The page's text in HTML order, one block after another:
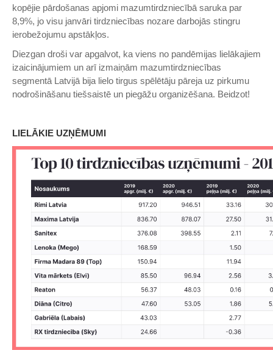
kopējie pārdošanas apjomi mazumtirdzniecībā saruka par
8,9%, jo visu janvāri tirdzniecības nozare darbojās stingru
ierobežojumu apstākļos.
Diezgan droši var apgalvot, ka viens no pandēmijas lielākajiem
izaicinājumiem un arī izmaiņām mazumtirdzniecības
segmentā Latvijā bija lielo tirgus spēlētāju pāreja uz pirkumu
nodrošināšanu tiešsaistē un piegāžu organizēšana. Beidzot!
LIELĀKIE UZŅĒMUMI